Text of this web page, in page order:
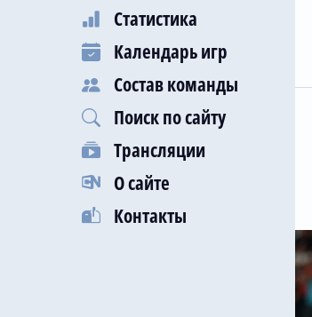
Статистика
Календарь игр
Состав команды
Поиск по сайту
Трансляции
О сайте
Контакты